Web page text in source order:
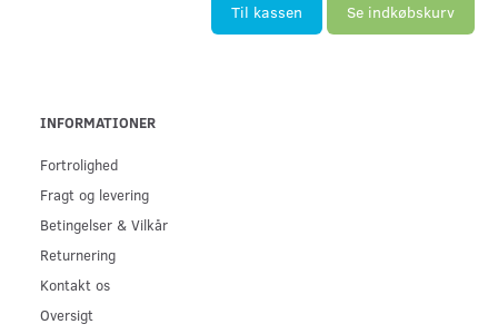
Til kassen Se indkøbskurv
INFORMATIONER
Fortrolighed
Fragt og levering
Betingelser & Vilkår
Returnering
Kontakt os
Oversigt